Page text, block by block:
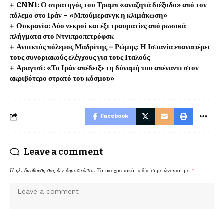
CNNi: Ο στρατηγός του Τραμπ «αναζητά διέξοδο» από τον
πόλεμο στο Ιράν – «Μπούμερανγκ η κλιμάκωση»
Ουκρανία: Δύο νεκροί και έξι τραυματίες από ρωσικά
πλήγματα στο Ντνιπροπετρόφσκ
Ανοικτός πόλεμος Μαδρίτης – Ρώμης: Η Ισπανία επαναφέρει
τους συνοριακούς ελέγχους για τους Ιταλούς
Αραγτσί: «Το Ιράν απέδειξε τη δύναμή του απέναντι στον
ακριβότερο στρατό του κόσμου»
Facebook
Leave a comment
Η ηλ. διεύθυνση σας δεν δημοσιεύεται. Τα υποχρεωτικά πεδία σημειώνονται με *